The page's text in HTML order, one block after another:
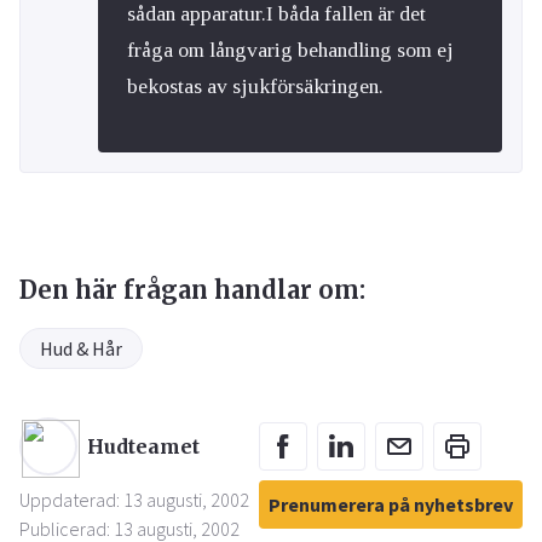
sådan apparatur.I båda fallen är det
fråga om långvarig behandling som ej
bekostas av sjukförsäkringen.
Den här frågan handlar om:
Hud & Hår
Hudteamet
Uppdaterad: 13 augusti, 2002
Publicerad: 13 augusti, 2002
Prenumerera på nyhetsbrev